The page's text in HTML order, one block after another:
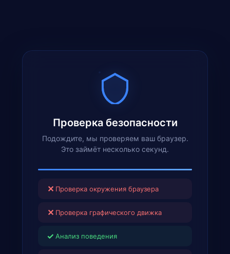
Проверка безопасности
Подождите, мы проверяем ваш браузер.
Это займёт несколько секунд.
✕ Проверка окружения браузера
✕ Проверка графического движка
✓ Анализ поведения